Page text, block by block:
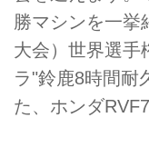
勝マシンを一
大会）世界選手
ラ"鈴鹿8時間耐
た、ホンダ